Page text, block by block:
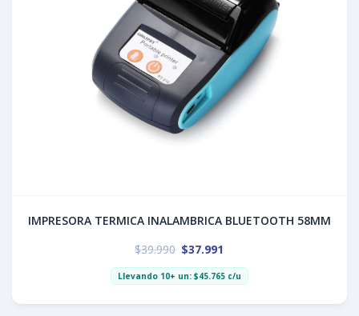
IMPRESORA TERMICA INALAMBRICA BLUETOOTH 58MM
$39.990 $37.991
Llevando 10+ un: $45.765c/u